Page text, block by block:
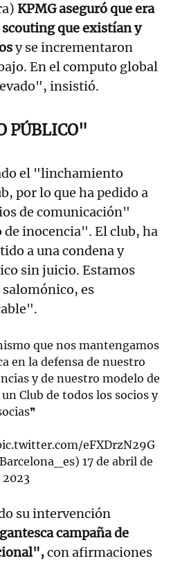
KPMG aseguró que era
que existían y
y se incrementaron
En el computo global
insistió.
PÚBLICO"
el "linchamiento
por lo que ha pedido a
de comunicación"
inocencia". El club, ha
a una condena y
sin juicio. Estamos
es
que nos mantengamos
en la defensa de nuestro
y de nuestro modelo de
Club de todos los socios y
eFXDrzN29G
17 de abril de
2023
su intervención
campaña de
con afirmaciones